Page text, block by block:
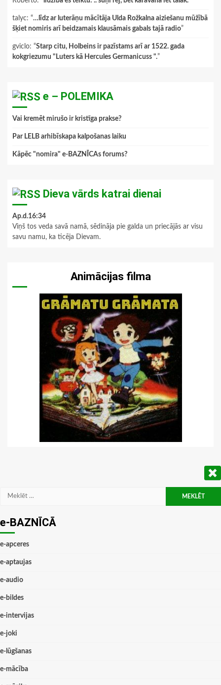
talyc: “…līdz ar luterāņu mācītāja Ulda Rožkalna aiziešanu mūžībā
šķiet nomiris arī beidzamais klausāmais gabals tajā radio”
gviclo: “Starp citu, Holbeins ir pazīstams arī ar 1522. gada
kokgriezumu "Luters kā Hercules Germanicuss ".”
e – POLEMIKA
Vai kremēt mirušo ir kristīga prakse?
Par LELB arhibīskapa kalpošanas laiku
Kāpēc "nomira" e-BAZNĪCAs forums?
Dieva vārds katrai dienai
Ap.d.16:34
Viņš tos veda savā namā, sēdināja pie galda un priecājās ar visu
savu namu, ka ticēja Dievam.
Animācijas filma
Meklēt:
e-BAZNĪCĀ
e-apceres
e-aptaujas
e-audio
e-bildes
e-intervijas
e-joki
e-lūgšanas
e-mācība